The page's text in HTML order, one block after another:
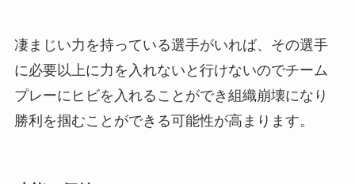
凄まじい力を持っている選手がいれば、その選手
に必要以上に力を入れないと行けないのでチーム
プレーにヒビを入れることができ組織崩壊になり
勝利を掴むことができる可能性が高まります。